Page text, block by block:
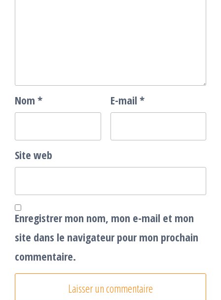
Nom * E-mail *
Site web
Enregistrer mon nom, mon e-mail et mon
site dans le navigateur pour mon prochain
commentaire.